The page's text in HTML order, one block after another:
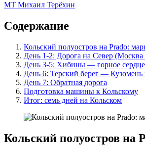
МТ Михаил Терёхин
Содержание
Кольский полуостров на Prado:
День 1-2: Дорога на Север
День 3-5: Хибины — горное сердце
День 6: Терский берег — Кузомень
День 7: Обратная дорога
Подготовка машины к Кольскому
Итог: семь дней на Кольском
Кольский полуостров на